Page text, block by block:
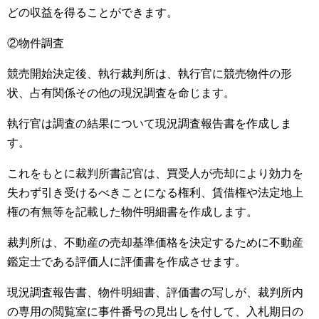
どの収益を得ることができます。
②物件調査
競売開始決定後、執行裁判所は、執行官に競売物件の形
状、占有関係その他の現況調査を命じます。
執行官は調査の結果について現況調査報告書を作成しま
す。
これをもとに裁判所書記官は、買受人が売却により効力を
失わず引き受けるべきことになる権利、賃借権や法定地上
権の有無等を記載した物件明細書を作成します。
裁判所は、不動産の売却基準価格を決定するために不動産
鑑定士である評価人に評価書を作成させます。
現況調査報告書、物件明細書、評価書の写しが、裁判所内
の専用の閲覧室に事件番号の見出しを付して、入札期日の